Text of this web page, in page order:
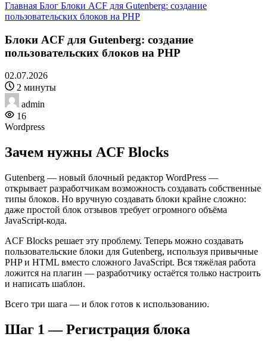
Главная Блог Блоки ACF для Gutenberg: создание
пользовательских блоков на PHP
Блоки ACF для Gutenberg: создание
пользовательских блоков на PHP
02.07.2026
2 минуты
admin
16
Wordpress
Зачем нужны ACF Blocks
Gutenberg — новый блочный редактор WordPress —
открывает разработчикам возможность создавать собственные
типы блоков. Но вручную создавать блоки крайне сложно:
даже простой блок отзывов требует огромного объёма
JavaScript-кода.
ACF Blocks решает эту проблему. Теперь можно создавать
пользовательские блоки для Gutenberg, используя привычные
PHP и HTML вместо сложного JavaScript. Вся тяжёлая работа
ложится на плагин — разработчику остаётся только настроить
и написать шаблон.
Всего три шага — и блок готов к использованию.
Шаг 1 — Регистрация блока